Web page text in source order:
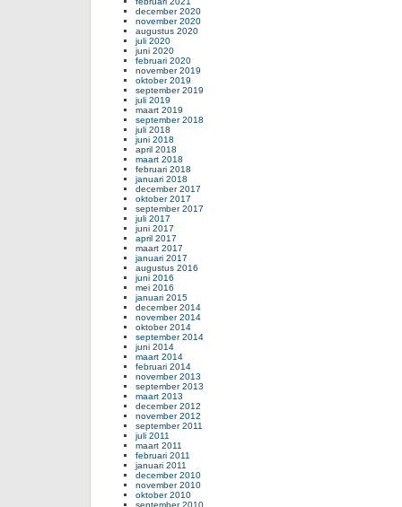
december 2020
november 2020
augustus 2020
juli 2020
juni 2020
februari 2020
november 2019
oktober 2019
september 2019
juli 2019
maart 2019
september 2018
juli 2018
juni 2018
april 2018
maart 2018
februari 2018
januari 2018
december 2017
oktober 2017
september 2017
juli 2017
juni 2017
april 2017
maart 2017
januari 2017
augustus 2016
juni 2016
mei 2016
januari 2015
december 2014
november 2014
oktober 2014
september 2014
juni 2014
maart 2014
februari 2014
november 2013
september 2013
maart 2013
december 2012
november 2012
september 2011
juli 2011
maart 2011
februari 2011
januari 2011
december 2010
november 2010
oktober 2010
september 2010